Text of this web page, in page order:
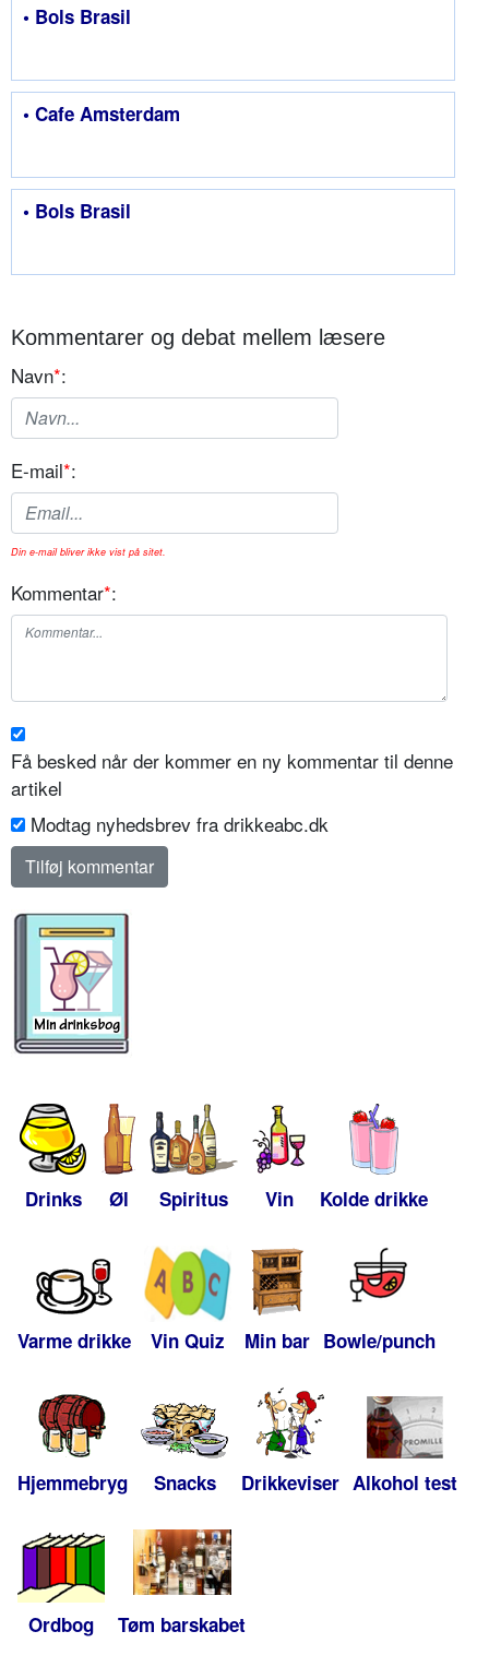
• Bols Brasil
• Cafe Amsterdam
• Bols Brasil
Kommentarer og debat mellem læsere
Navn*:
E-mail*:
Din e-mail bliver ikke vist på sitet.
Kommentar*:
Få besked når der kommer en ny kommentar til denne
artikel
Modtag nyhedsbrev fra drikkeabc.dk
Drinks Øl Spiritus Vin Kolde drikke
Varme drikke Vin Quiz Min bar Bowle/punch
Hjemmebryg Snacks Drikkeviser Alkohol test
Ordbog Tøm barskabet